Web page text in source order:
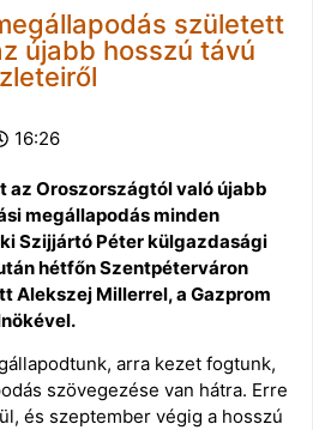
született
újabb hosszú távú
16:26
az Oroszországtól való újabb
megállapodás minden
Szijjártó Péter külgazdasági
hétfőn Szentpéterváron
Alekszej Millerrel, a Gazprom
arra kezet fogtunk,
szövegezése van hátra. Erre
és szeptember végig a hosszú